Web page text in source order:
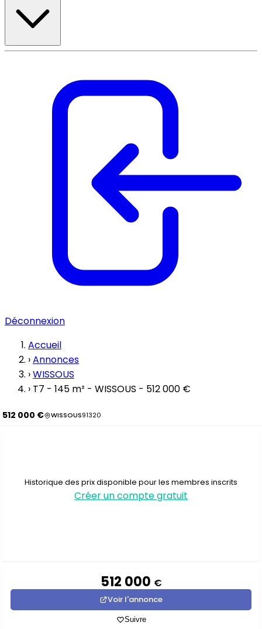
Déconnexion
Accueil
›Annonces
›WISSOUS
› T7 - 145 m² - WISSOUS - 512 000 €
512 000 € WISSOUS91320
Historique des prix disponible pour les membres inscrits
Créer un compte gratuit
512 000 €
Voir l'annonce
Suivre